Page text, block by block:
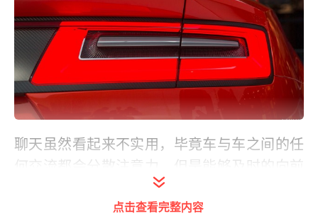
聊天虽然看起来不实用，毕竟车与车之间的任
何交流都会分散注意力，但是能够及时的向前
车和后车做出道歉行为或是表达对于违章的不
满还是挺有用的。这不奥迪就在日本正式展示
点击查看完整内容